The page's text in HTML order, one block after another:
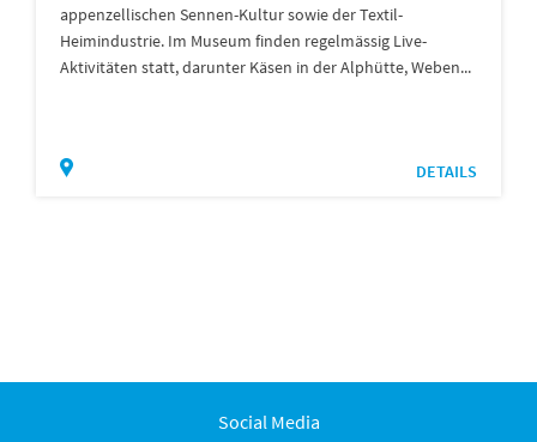
appenzellischen Sennen-Kultur sowie der Textil-
Heimindustrie. Im Museum finden regelmässig Live-
Aktivitäten statt, darunter Käsen in der Alphütte, Weben...
DETAILS
Social Media